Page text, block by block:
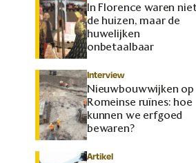
In Florence waren
de huizen, maar de
huwelijken
onbetaalbaar
Interview
Nieuwbouwwijken op
Romeinse ruïnes: hoe
kunnen we erfgoed
bewaren?
Artikel